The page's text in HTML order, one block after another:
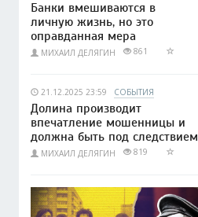
Банки вмешиваются в
личную жизнь, но это
оправданная мера
МИХАИЛ ДЕЛЯГИН 861
21.12.2025 23:59 СОБЫТИЯ
Долина производит
впечатление мошенницы и
должна быть под следствием
МИХАИЛ ДЕЛЯГИН 819